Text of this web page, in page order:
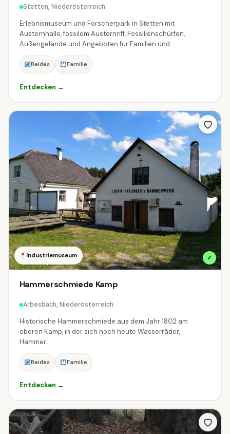
Stetten, Niederösterreich
Erlebnismuseum und Forscherpark in Stetten mit
Austernhalle, fossilem Austernriff, Fossilienschürfen,
Außengelände und Angeboten für Familien und...
Beides Familie
Entdecken →
Industriemuseum ✓
Hammerschmiede Kamp
Arbesbach, Niederösterreich
Historische Hammerschmiede aus dem Jahr 1802 am
oberen Kamp, in der sich noch heute Wasserräder,
Hammer...
Beides Familie
Entdecken →